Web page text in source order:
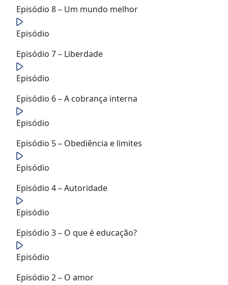
Episódio 8 – Um mundo melhor
Episódio
Episódio 7 – Liberdade
Episódio
Episódio 6 – A cobrança interna
Episódio
Episódio 5 – Obediência e limites
Episódio
Episódio 4 – Autoridade
Episódio
Episódio 3 – O que é educação?
Episódio
Episódio 2 – O amor